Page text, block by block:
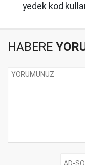
yedek kod
HABERE